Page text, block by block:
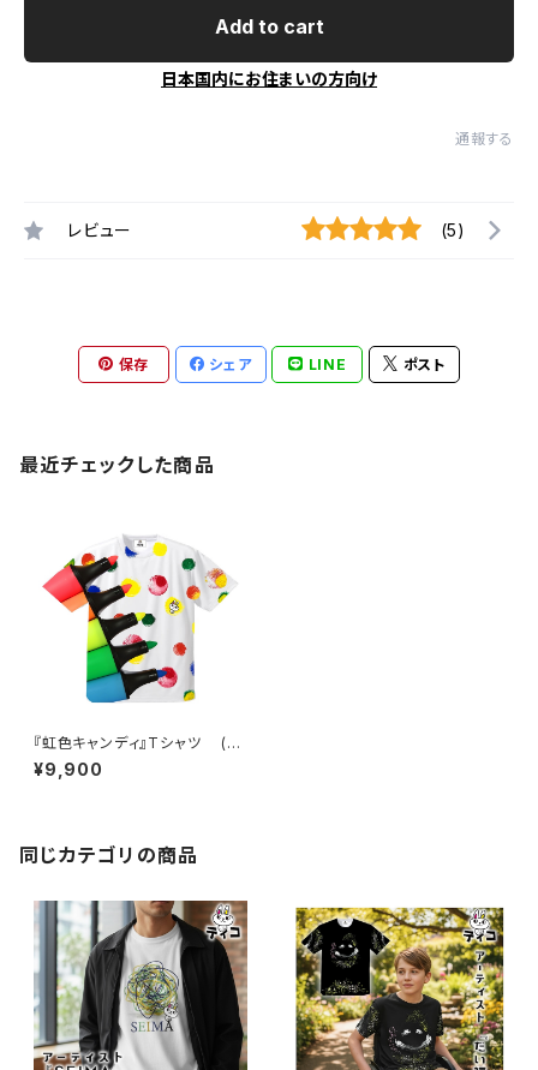
Add to cart
日本国内にお住まいの方向け
通報する
レビュー (5)
保存 シェア LINE ポスト
最近チェックした商品
『虹色キャンディ』Tシャツ (ド
ライメッシュ)
¥9,900
同じカテゴリの商品